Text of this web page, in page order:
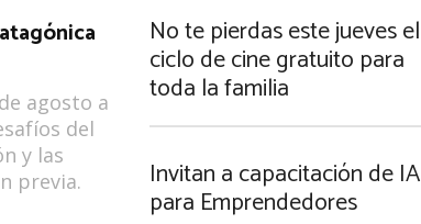
agosto a
del
y las
previa.
No te pierdas este jueves el
ciclo de cine gratuito para
toda la familia
Invitan a capacitación de IA
para Emprendedores